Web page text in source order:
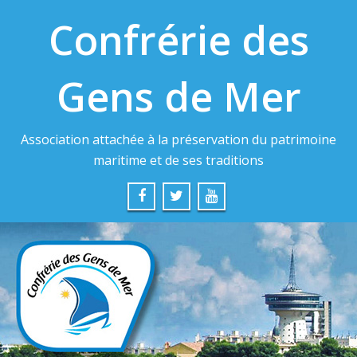
Confrérie des
Gens de Mer
Association attachée à la préservation du patrimoine
maritime et de ses traditions